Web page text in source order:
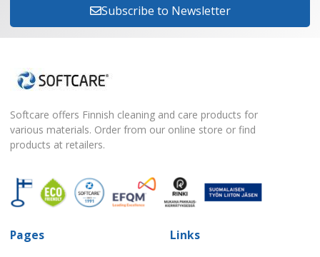
Subscribe to Newsletter
Softcare offers Finnish cleaning and care products for
various materials. Order from our online store or find
products at retailers.
Pages Links